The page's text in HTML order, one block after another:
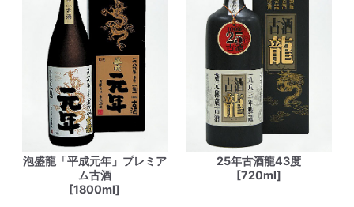
泡盛龍「平成元年」プレミア
ム古酒
[1800ml]
25年古酒龍43度
[720ml]